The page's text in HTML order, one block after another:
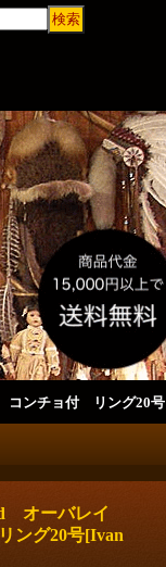
ンチョ付 リング20号
オーバレイ
ング20号[Ivan